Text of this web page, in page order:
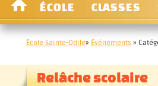
ÉCOLE CLASSES
École Sainte-Odile» Événements »
Relâche scolaire